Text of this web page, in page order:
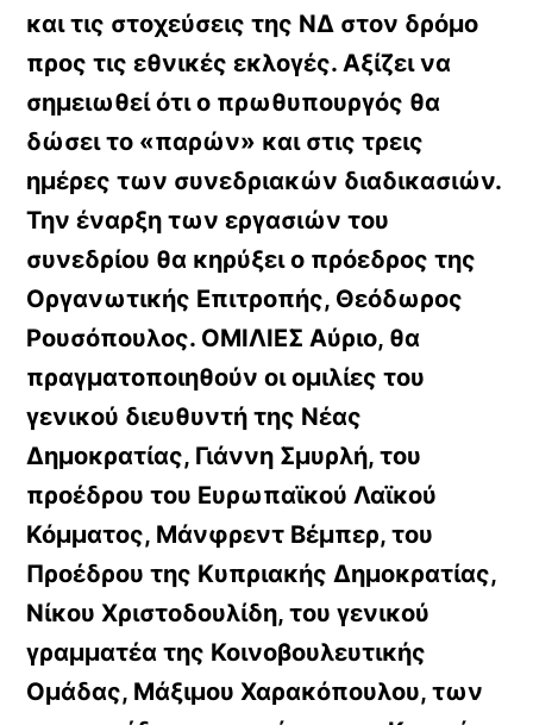
και τις στοχεύσεις της ΝΔ στον δρόμο
προς τις εθνικές εκλογές. Αξίζει να
σημειωθεί ότι ο πρωθυπουργός θα
δώσει το «παρών» και στις τρεις
ημέρες των συνεδριακών διαδικασιών.
Την έναρξη των εργασιών του
συνεδρίου θα κηρύξει ο πρόεδρος της
Οργανωτικής Επιτροπής, Θεόδωρος
Ρουσόπουλος. ΟΜΙΛΙΕΣ Αύριο, θα
πραγματοποιηθούν οι ομιλίες του
γενικού διευθυντή της Νέας
Δημοκρατίας, Γιάννη Σμυρλή, του
προέδρου του Ευρωπαϊκού Λαϊκού
Κόμματος, Mάνφρεντ Βέμπερ, του
Προέδρου της Κυπριακής Δημοκρατίας,
Νίκου Χριστοδουλίδη, του γενικού
γραμματέα της Κοινοβουλευτικής
Ομάδας, Μάξιμου Χαρακόπουλου, των